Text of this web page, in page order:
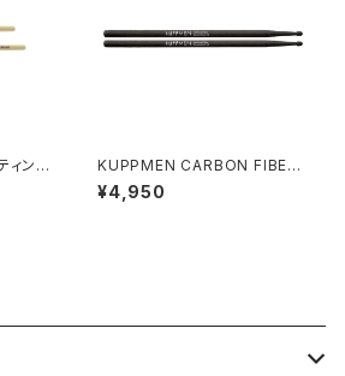
ンパ
KUPPMEN CARBON FIBER
DRUMSTICKS CFDS5B
¥4,950